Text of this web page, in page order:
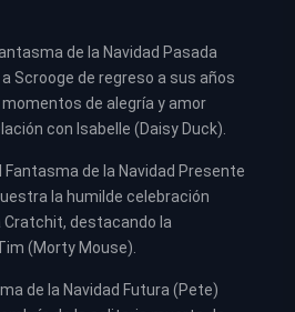
de la Navidad Pasada
Scrooge de regreso a sus años
de alegría y amor
con Isabelle (Daisy Duck).
Fantasma de la Navidad Presente
la humilde celebración
Cratchit, destacando la
(Morty Mouse).
de la Navidad Futura (Pete)